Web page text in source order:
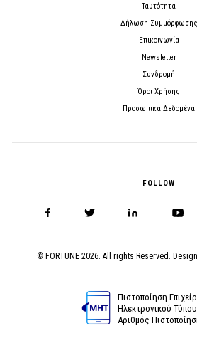
Ταυτότητα
Δήλωση Συμμόρφωσης
Επικοινωνία
Newsletter
Συνδρομή
Όροι Χρήσης
Προσωπικά Δεδομένα
FOLLOW
© FORTUNE 2026. All rights Reserved.
Πιστοποίηση
Ηλεκτρονικού Τύπου
Αριθμός